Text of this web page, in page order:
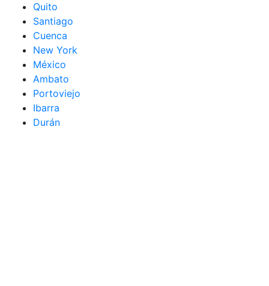
Quito
Santiago
Cuenca
New York
México
Ambato
Portoviejo
Ibarra
Durán